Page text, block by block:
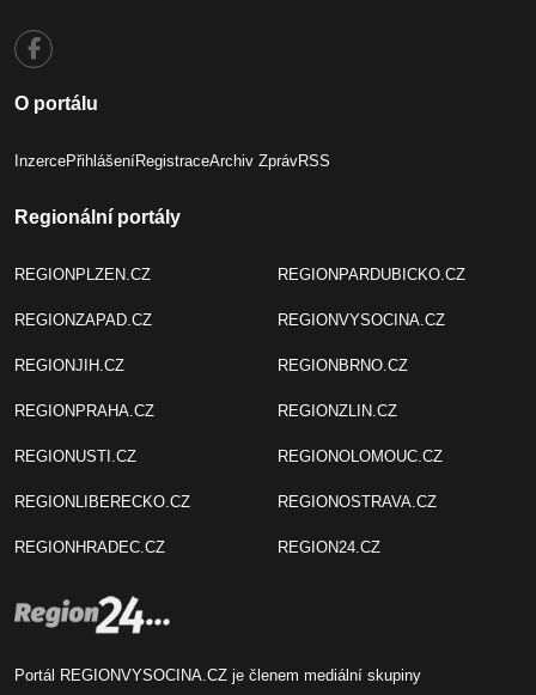
O portálu
InzercePřihlášeníRegistraceArchiv ZprávRSS
Regionální portály
REGIONPLZEN.CZ
REGIONZAPAD.CZ
REGIONJIH.CZ
REGIONPRAHA.CZ
REGIONUSTI.CZ
REGIONLIBERECKO.CZ
REGIONHRADEC.CZ
REGIONPARDUBICKO.CZ
REGIONVYSOCINA.CZ
REGIONBRNO.CZ
REGIONZLIN.CZ
REGIONOLOMOUC.CZ
REGIONOSTRAVA.CZ
REGION24.CZ
Portál REGIONVYSOCINA.CZ je členem mediální skupiny